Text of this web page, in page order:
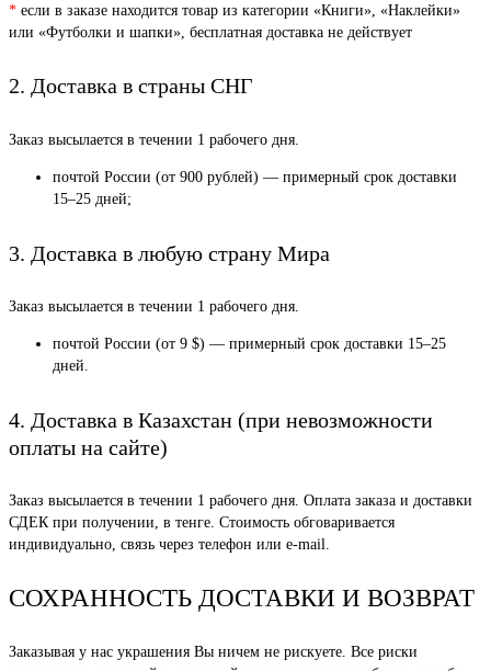
* если в заказе находится товар из категории «Книги», «Наклейки»
или «Футболки и шапки», бесплатная доставка не действует
2. Доставка в страны СНГ
Заказ высылается в течении 1 рабочего дня.
почтой России (от 900 рублей) — примерный срок доставки
15–25 дней;
3. Доставка в любую страну Мира
Заказ высылается в течении 1 рабочего дня.
почтой России (от 9 $) — примерный срок доставки 15–25
дней.
4. Доставка в Казахстан (при невозможности
оплаты на сайте)
Заказ высылается в течении 1 рабочего дня. Оплата заказа и доставки
СДЕК при получении, в тенге. Стоимость обговаривается
индивидуально, связь через телефон или e-mail.
СОХРАННОСТЬ ДОСТАВКИ И ВОЗВРАТ
Заказывая у нас украшения Вы ничем не рискуете. Все риски